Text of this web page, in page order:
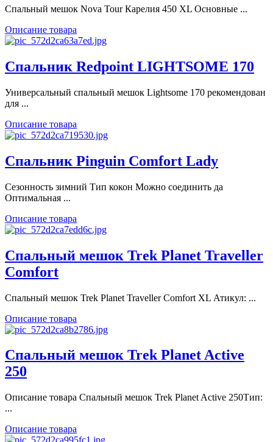
Спальный мешок Nova Tour Карелия 450 XL Основные ...
Описание товара
Спальник Redpoint LIGHTSOME 170
Универсальный спальный мешок Lightsome 170 рекомендован
для ...
Описание товара
Спальник Pinguin Comfort Lady
Сезонность зимний Тип кокон Можно соединить да
Оптимальная ...
Описание товара
Спальный мешок Trek Planet Traveller
Comfort
Спальный мешок Trek Planet Traveller Comfort XL Атикул: ...
Описание товара
Спальный мешок Trek Planet Active
250
Описание товара Спальный мешок Trek Planet Active 250Тип:
...
Описание товара